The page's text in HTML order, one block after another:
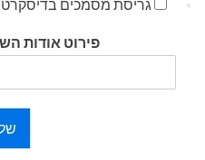
גריסת מסמכים
פירוט אודות